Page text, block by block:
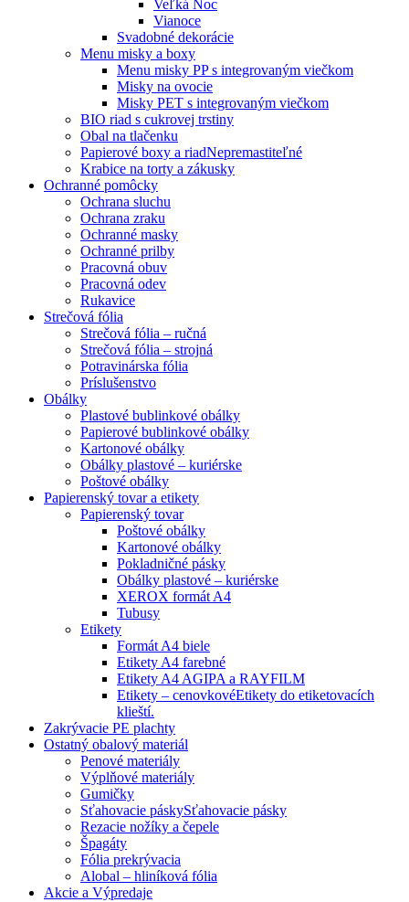
Veľká Noc
Vianoce
Svadobné dekorácie
Menu misky a boxy
Menu misky PP s integrovaným viečkom
Misky na ovocie
Misky PET s integrovaným viečkom
BIO riad s cukrovej trstiny
Obal na tlačenku
Papierové boxy a riadNepremastiteľné
Krabice na torty a zákusky
Ochranné pomôcky
Ochrana sluchu
Ochrana zraku
Ochranné masky
Ochranné prilby
Pracovná obuv
Pracovná odev
Rukavice
Strečová fólia
Strečová fólia – ručná
Strečová fólia – strojná
Potravinárska fólia
Príslušenstvo
Obálky
Plastové bublinkové obálky
Papierové bublinkové obálky
Kartonové obálky
Obálky plastové – kuriérske
Poštové obálky
Papierenský tovar a etikety
Papierenský tovar
Poštové obálky
Kartonové obálky
Pokladničné pásky
Obálky plastové – kuriérske
XEROX formát A4
Tubusy
Etikety
Formát A4 biele
Etikety A4 farebné
Etikety A4 AGIPA a RAYFILM
Etikety – cenovkovéEtikety do etiketovacích
klieští.
Zakrývacie PE plachty
Ostatný obalový materiál
Penové materiály
Výplňové materiály
Gumičky
Sťahovacie páskySťahovacie pásky
Rezacie nožíky a čepele
Špagáty
Fólia prekrývacia
Alobal – hliníková fólia
Akcie a Výpredaje